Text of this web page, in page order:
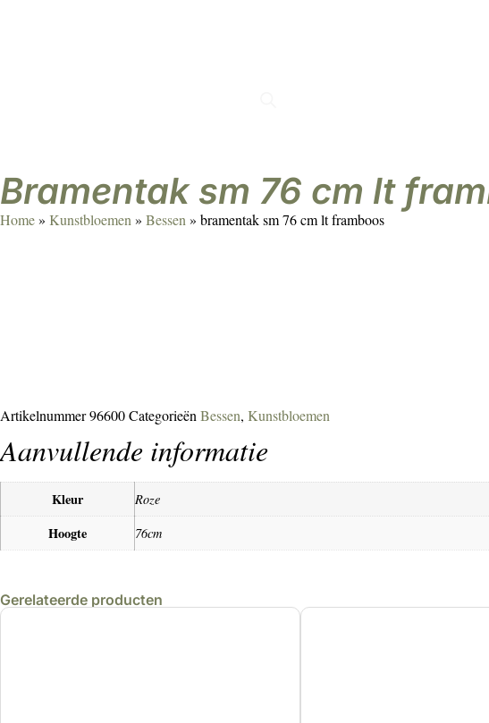
bramentak sm 76 cm lt
Home» Kunstbloemen » Bessen » bramentak sm 76 cm lt framboos
Artikelnummer96600Categorieën Bessen, Kunstbloemen
Aanvullende informatie
Kleur Roze
Hoogte 76cm
Gerelateerde producten